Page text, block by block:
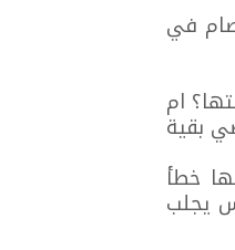
في
ام
بقية
خطأ
يجلب